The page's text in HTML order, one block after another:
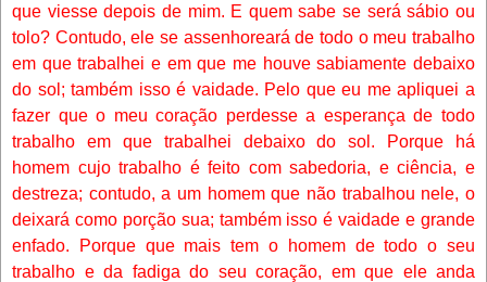
que viesse depois de mim. E quem sabe se será sábio ou
tolo? Contudo, ele se assenhoreará de todo o meu trabalho
em que trabalhei e em que me houve sabiamente debaixo
do sol; também isso é vaidade. Pelo que eu me apliquei a
fazer que o meu coração perdesse a esperança de todo
trabalho em que trabalhei debaixo do sol. Porque há
homem cujo trabalho é feito com sabedoria, e ciência, e
destreza; contudo, a um homem que não trabalhou nele, o
deixará como porção sua; também isso é vaidade e grande
enfado. Porque que mais tem o homem de todo o seu
trabalho e da fadiga do seu coração, em que ele anda